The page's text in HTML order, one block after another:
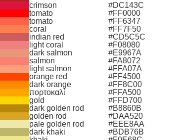
crimson
#DC143C
tomato
#FF0000
tomato
#FF6347
coral
#FF7F50
indian red
#CD5C5C
light coral
#F08080
dark salmon
#E9967A
salmon
#FA8072
light salmon
#FFA07A
orange red
#FF4500
dark orange
#FF8C00
πορτοκαλί
#FFA500
gold
#FFD700
dark golden rod
#B8860B
golden rod
#DAA520
pale golden rod
#EEE8AA
dark khaki
#BDB76B